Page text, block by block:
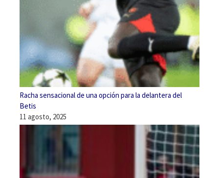
Racha sensacional de una opción para la delantera del
Betis
11 agosto, 2025